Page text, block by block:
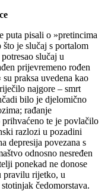
puta pisali o »pretincima
je slučaj s portalom
slučaj u
prijevremeno rođen
praksa uvedena kao
najgore – smrt
bilo je djelomično
rađanje
te je povlačilo
razlozi u pozadini
depresija povezana s
odnosno nesređen
ponekad ne donose
pravilu rijetko, u
čedomorstava.